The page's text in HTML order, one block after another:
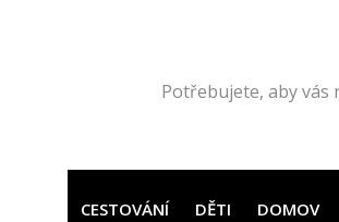
Potřebujete, aby vás
CESTOVÁNÍ DĚTI DOMOV